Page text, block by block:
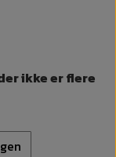
ikke er flere